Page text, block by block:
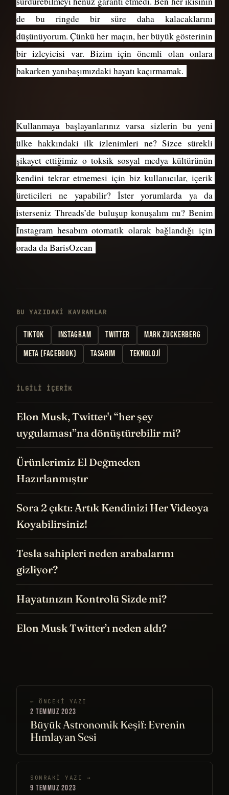
de bu ringde bir süre daha kalacaklarını
düşünüyorum. Çünkü her maçın, her büyük gösterinin
bir izleyicisi var. Bizim için önemli olan onlara
bakarken yanıbaşımızdaki hayatı kaçırmamak.
Kullanmaya başlayanlarınız varsa sizlerin bu yeni
ülke hakkındaki ilk izlenimleri ne? Sizce sürekli
şikayet ettiğimiz o toksik sosyal medya kültürünün
kendini tekrar etmemesi için biz kullanıcılar, içerik
üreticileri ne yapabilir? İster yorumlarda ya da
Instagram hesabım otomatik olarak bağlandığı için
orada da BarisOzcan
BU YAZIDAKI KAVRAMLAR
TIKTOK INSTAGRAM TWITTER
MARK ZUCKERBERG
META (FACEBOOK)
TASARIM TEKNOLOJI
İLGILI IÇERIK
Elon Musk, Twitter'ı “her şey
uygulaması”na dönüştürebilir mi?
Ürünlerimiz El Değmeden
Hazırlanmıştır
Sora 2 çıktı: Artık Kendinizi Her Videoya
Koyabilirsiniz!
Tesla sahipleri neden arabalarını
gizliyor?
Hayatınızın Kontrolü Sizde mi?
Elon Musk Twitter’ı neden aldı?
← ÖNCEKI YAZI
2 TEMMUZ 2023
Büyük Astronomik Keşif: Evrenin
Hımlayan Sesi
SONRAKI YAZI →
9 TEMMUZ 2023